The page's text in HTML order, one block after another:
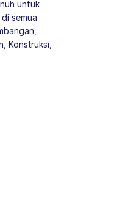
untuk
semua
Konstruksi,